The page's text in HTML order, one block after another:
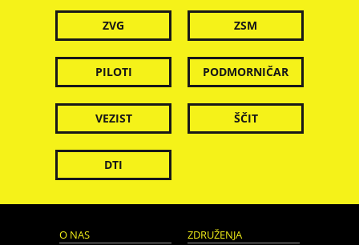
ZVG ZSM
PILOTI PODMORNIČAR
VEZIST ŠČIT
DTI
O NAS ZDRUŽENJA